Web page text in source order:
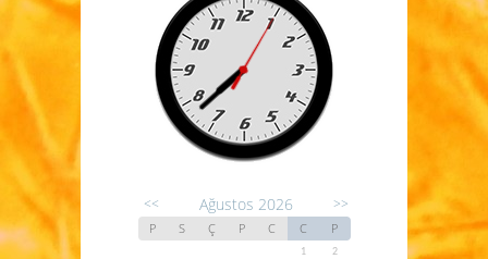
<< Ağustos 2026 >>
P S Ç P C C P
1
2